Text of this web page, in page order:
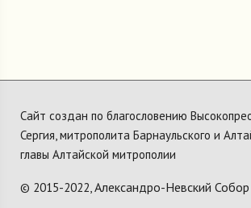
Сайт создан по благословению
Сергия, митрополита Барнаульского и
главы Алтайской митрополии
© 2015-2022,Александро-Невский Собор